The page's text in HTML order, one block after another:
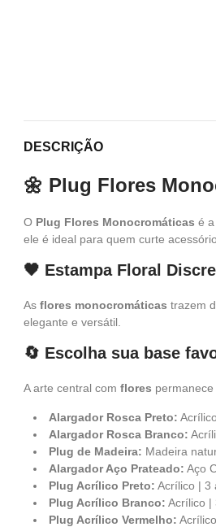
DESCRIÇÃO
🌼 Plug Flores
O Plug Flores Monocromáticas é
ele é ideal para quem curte
🖤 Estampa Floral
As flores monocromáticas trazem
elegante e versátil.
🔄 Escolha sua base
A arte central com flores
Alargador Rosca Preto:
Alargador Rosca Branco:
Plug de Madeira: Madeira
Alargador Aço Prateado: Aço
Plug Acrílico Preto: Acrílico | 3
Plug Acrílico Branco: Acrílico |
Plug Acrílico Vermelho: